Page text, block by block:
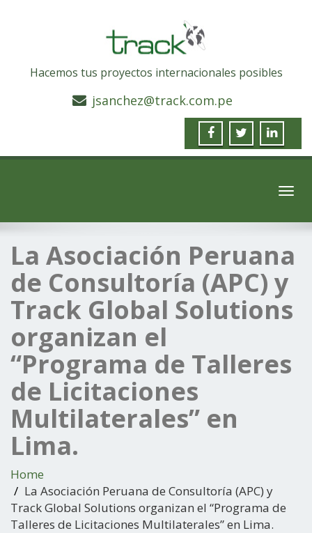
Hacemos tus proyectos internacionales posibles
jsanchez@track.com.pe
La Asociación Peruana
de Consultoría (APC) y
Track Global Solutions
organizan el
“Programa de Talleres
de Licitaciones
Multilaterales” en
Lima.
Home
La Asociación Peruana de Consultoría (APC) y
Track Global Solutions organizan el “Programa de
Talleres de Licitaciones Multilaterales” en Lima.